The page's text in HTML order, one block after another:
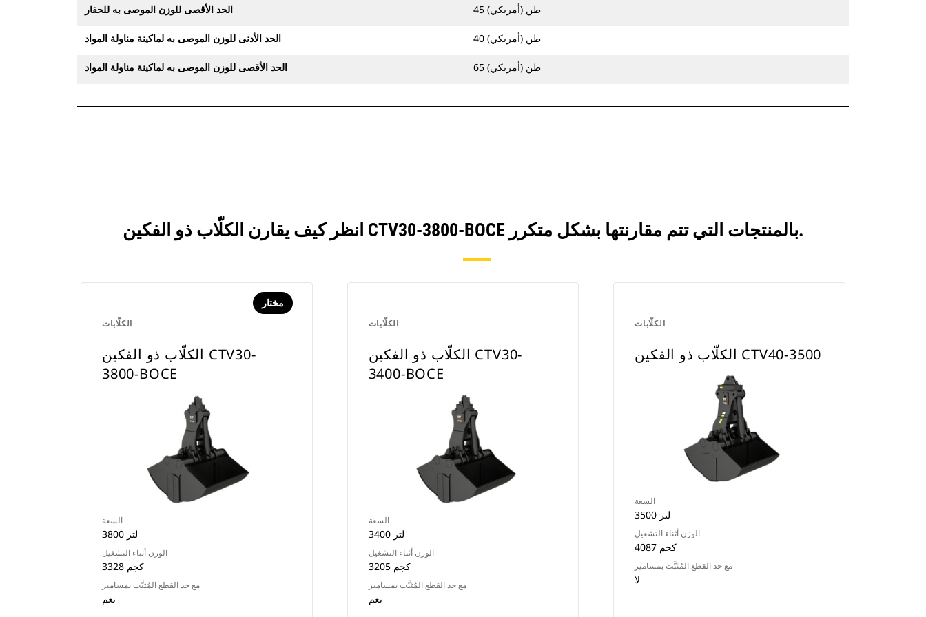
الحد الأقصى للوزن الموصى به للحفار 45 طن (أمريكي)
الحد الأدنى للوزن الموصى به لماكينة مناولة المواد 40 طن (أمريكي)
الحد الأقصى للوزن الموصى به لماكينة مناولة المواد 65 طن (أمريكي)
انظر كيف يقارن الكلّاب ذو الفكين CTV30-3800-BOCE بالمنتجات التي تتم مقارنتها بشكل متكرر.
الكلّابات
مختار
الكلّاب ذو الفكين CTV30-
3800-BOCE
السعة
3800 لتر
الوزن أثناء التشغيل
3328 كجم
مع حد القطع المُثبَّت بمسامير
نعم
الكلّابات
الكلّاب ذو الفكين CTV30-
3400-BOCE
السعة
3400 لتر
الوزن أثناء التشغيل
3205 كجم
مع حد القطع المُثبَّت بمسامير
نعم
الكلّابات
الكلّاب ذو الفكين CTV40-3500
السعة
3500 لتر
الوزن أثناء التشغيل
4087 كجم
مع حد القطع المُثبَّت بمسامير
لا